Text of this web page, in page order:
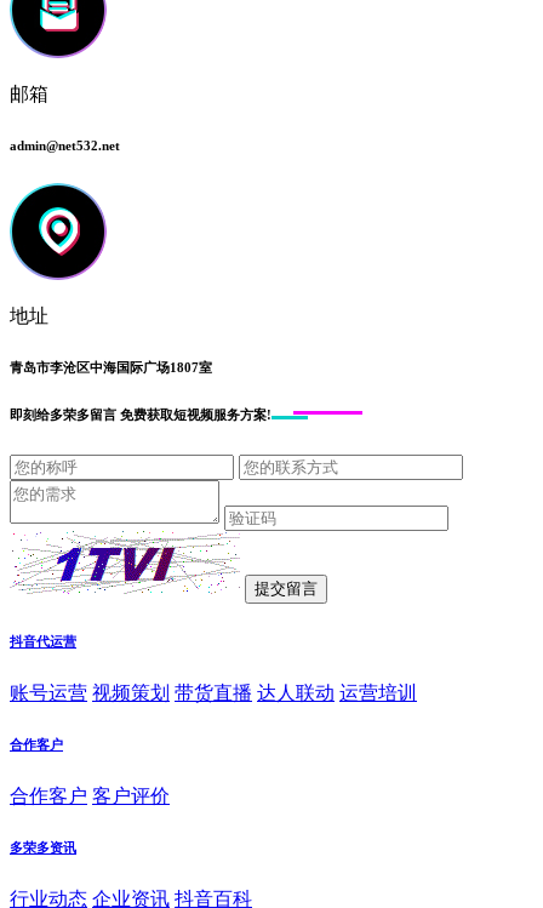
邮箱
admin@net532.net
地址
青岛市李沧区中海国际广场1807室
即刻给多荣多留言 免费获取短视频服务方案!
抖音代运营
账号运营 视频策划 带货直播 达人联动 运营培训
合作客户
合作客户 客户评价
多荣多资讯
行业动态 企业资讯 抖音百科